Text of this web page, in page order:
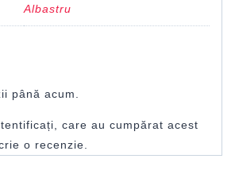
Albastru
până acum.
care au cumpărat acest
o recenzie.